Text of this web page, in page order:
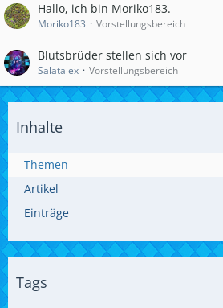
Hallo, ich bin Moriko183.
Moriko183
Vorstellungsbereich
Blutsbrüder stellen sich vor
Salatalex Vorstellungsbereich
Inhalte
Themen
Artikel
Einträge
Tags